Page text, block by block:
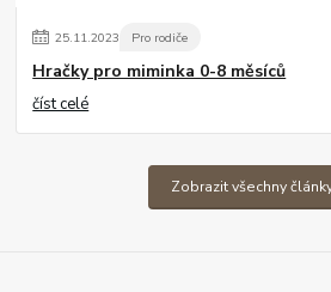
25.11.2023 Pro rodiče
Hračky pro miminka 0-8 měsíců
číst celé
Zobrazit všechny